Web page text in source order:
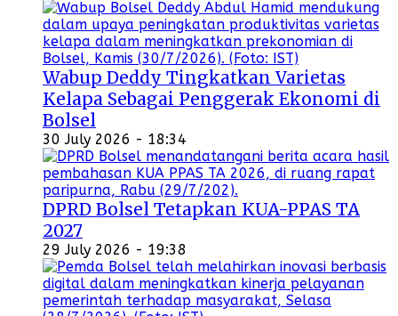
Wabup Deddy Tingkatkan Varietas
Kelapa Sebagai Penggerak Ekonomi di
Bolsel
30 July 2026 - 18:34
DPRD Bolsel Tetapkan KUA-PPAS TA
2027
29 July 2026 - 19:38